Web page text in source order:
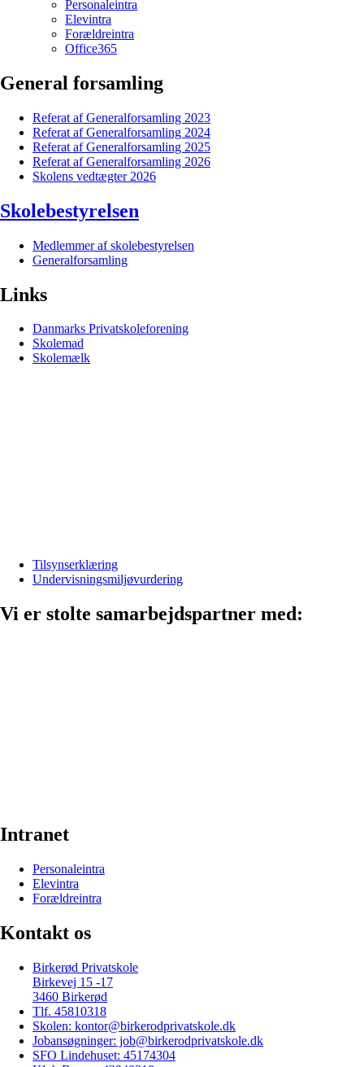
Personaleintra
Elevintra
Forældreintra
Office365
General forsamling
Referat af Generalforsamling 2023
Referat af Generalforsamling 2024
Referat af Generalforsamling 2025
Referat af Generalforsamling 2026
Skolens vedtægter 2026
Skolebestyrelsen
Medlemmer af skolebestyrelsen
Generalforsamling
Links
Danmarks Privatskoleforening
Skolemad
Skolemælk
Tilsynserklæring
Undervisningsmiljøvurdering
Vi er stolte samarbejdspartner med:
Intranet
Personaleintra
Elevintra
Forældreintra
Kontakt os
Birkerød Privatskole
Birkevej 15 -17
3460 Birkerød
Tlf. 45810318
Skolen: kontor@birkerodprivatskole.dk
Jobansøgninger: job@birkerodprivatskole.dk
SFO Lindehuset: 45174304